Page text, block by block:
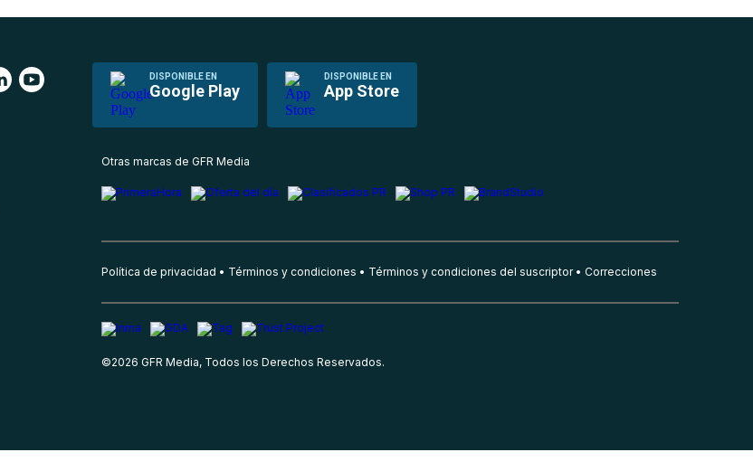
DISPONIBLE EN
Google Play
DISPONIBLE EN
App Store
Otras marcas de GFR Media
Política de privacidad Términos y condiciones Términos y condiciones del suscriptor Correcciones
©2026 GFR Media, Todos los Derechos Reservados.